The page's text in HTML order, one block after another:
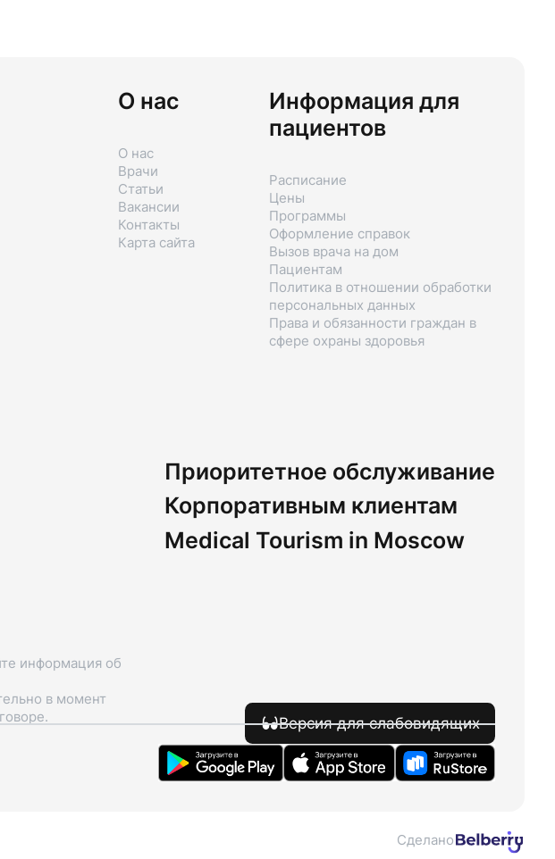
О нас
О нас
Врачи
Статьи
Вакансии
Контакты
Карта сайта
Информация для
пациентов
Расписание
Цены
Программы
Оформление справок
Вызов врача на дом
Пациентам
Политика в отношении обработки
персональных данных
Права и обязанности граждан в
сфере охраны здоровья
Приоритетное обслуживание
Корпоративным клиентам
Medical Tourism in Moscow
информация об
в момент
Версия для слабовидящих
Сделано